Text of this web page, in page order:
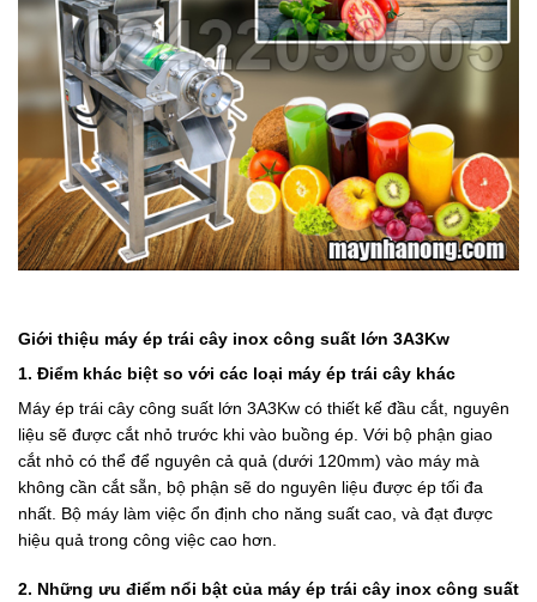
Giới thiệu máy ép trái cây inox công suất lớn 3A3Kw
1. Điểm khác biệt so với các loại máy ép trái cây khác
Máy ép trái cây công suất lớn 3A3Kw có thiết kế đầu cắt, nguyên
liệu sẽ được cắt nhỏ trước khi vào buồng ép. Với bộ phận giao
cắt nhỏ có thể để nguyên cả quả (dưới 120mm) vào máy mà
không cần cắt sẵn, bộ phận sẽ do nguyên liệu được ép tối đa
nhất. Bộ máy làm việc ổn định cho năng suất cao, và đạt được
hiệu quả trong công việc cao hơn.
2. Những ưu điểm nổi bật của máy ép trái cây inox công suất